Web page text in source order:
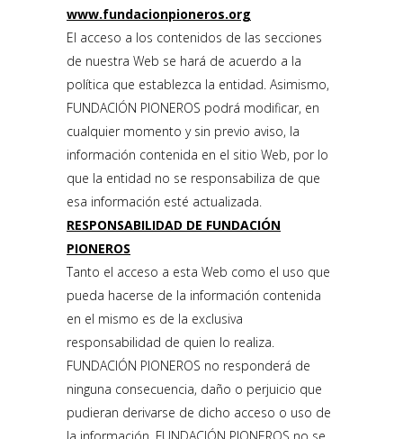
www.fundacionpioneros.org
El acceso a los contenidos de las secciones
de nuestra Web se hará de acuerdo a la
política que establezca la entidad. Asimismo,
FUNDACIÓN PIONEROS podrá modificar, en
cualquier momento y sin previo aviso, la
información contenida en el sitio Web, por lo
que la entidad no se responsabiliza de que
esa información esté actualizada.
RESPONSABILIDAD DE FUNDACIÓN
PIONEROS
Tanto el acceso a esta Web como el uso que
pueda hacerse de la información contenida
en el mismo es de la exclusiva
responsabilidad de quien lo realiza.
FUNDACIÓN PIONEROS no responderá de
ninguna consecuencia, daño o perjuicio que
pudieran derivarse de dicho acceso o uso de